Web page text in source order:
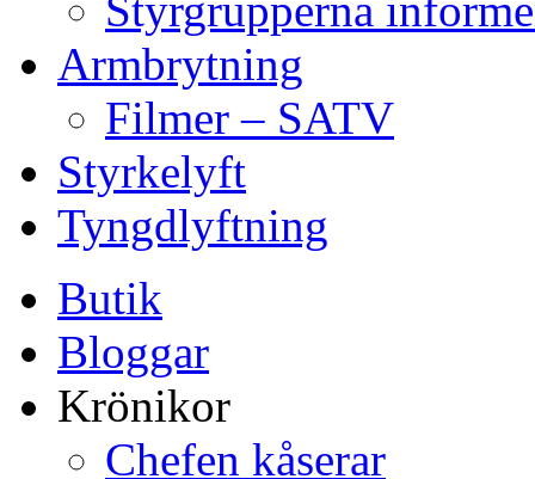
Armbrytning
Filmer – SATV
Styrkelyft
Tyngdlyftning
Butik
Bloggar
Krönikor
Chefen kåserar